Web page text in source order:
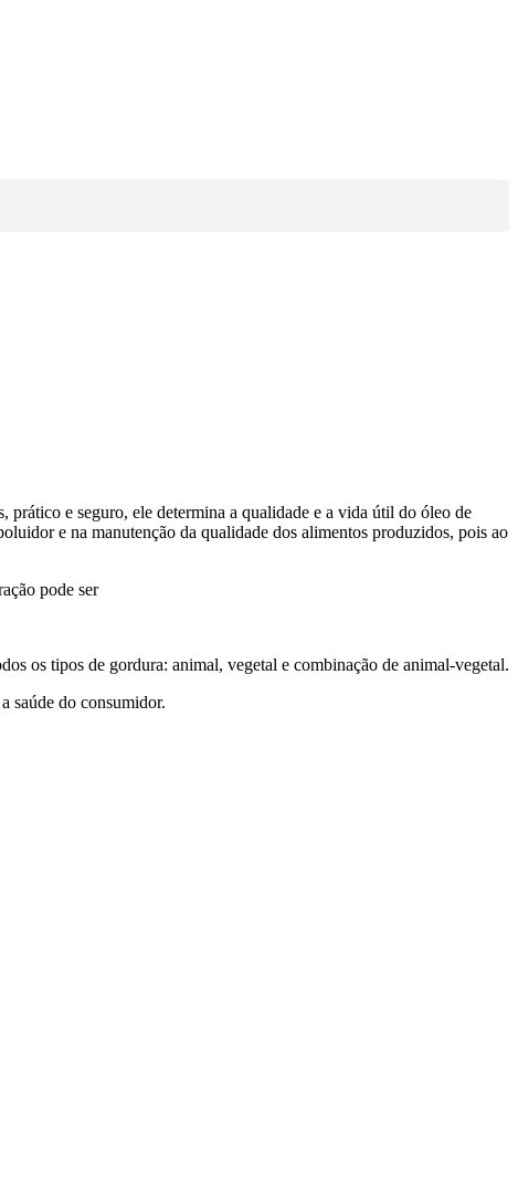
e seguro, ele determina a qualidade e a vida útil do óleo de
e na manutenção da qualidade dos alimentos produzidos, pois ao
pode ser
os tipos de gordura: animal, vegetal e combinação de animal-vegetal.
saúde do consumidor.